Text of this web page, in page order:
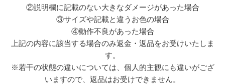
②説明欄に記載のない大きなダメージがあった場合
③サイズや記載と違うお色の場合
④動作不良があった場合
上記の内容に該当する場合のみ返金・返品をお受けいたしま
す。
※若干の状態の違いについては、個人的主観にも違いがござ
いますので、返品はお受けできません。